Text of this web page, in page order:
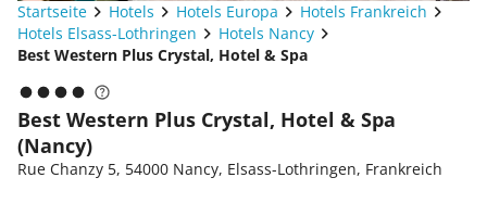
Startseite Hotels Hotels Europa
Hotels Frankreich
Hotels Elsass-Lothringen
Hotels Nancy
Best Western Plus Crystal, Hotel & Spa
Best Western Plus Crystal, Hotel & Spa
(Nancy)
Rue Chanzy 5, 54000 Nancy, Elsass-Lothringen, Frankreich